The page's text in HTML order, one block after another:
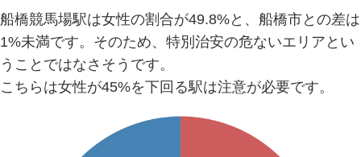
船橋競馬場駅は女性の割合が49.8%と、船橋市との差は
1%未満です。そのため、特別治安の危ないエリアとい
うことではなさそうです。
こちらは女性が45%を下回る駅は注意が必要です。